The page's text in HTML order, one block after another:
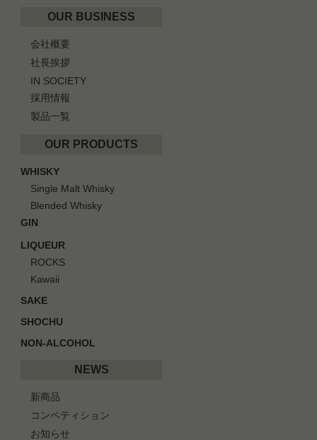
OUR BUSINESS
会社概要
社長挨拶
IN SOCIETY
採用情報
製品一覧
OUR PRODUCTS
WHISKY
Single Malt Whisky
Blended Whisky
GIN
LIQUEUR
ROCKS
Kawaii
SAKE
SHOCHU
NON-ALCOHOL
NEWS
新商品
コンペティション
お知らせ